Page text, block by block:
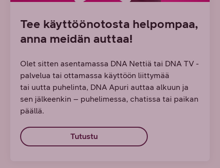
Tee käyttöönotosta helpompaa,
anna meidän auttaa!​
Olet sitten asentamassa DNA Nettiä tai DNA TV -
palvelua tai ottamassa käyttöön liittymää
tai uutta puhelinta, DNA Apuri auttaa alkuun ja
sen jälkeenkin – puhelimessa, chatissa tai paikan
päällä.
Tutustu